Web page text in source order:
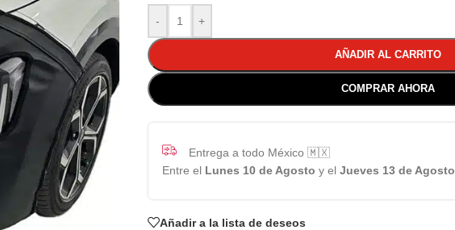
- +
AÑADIR AL CARRITO
COMPRAR AHORA
Entrega a todo México 🇲🇽
Entre el Lunes 10 de Agosto y el Jueves 13 de Agosto
Añadir a la lista de deseos